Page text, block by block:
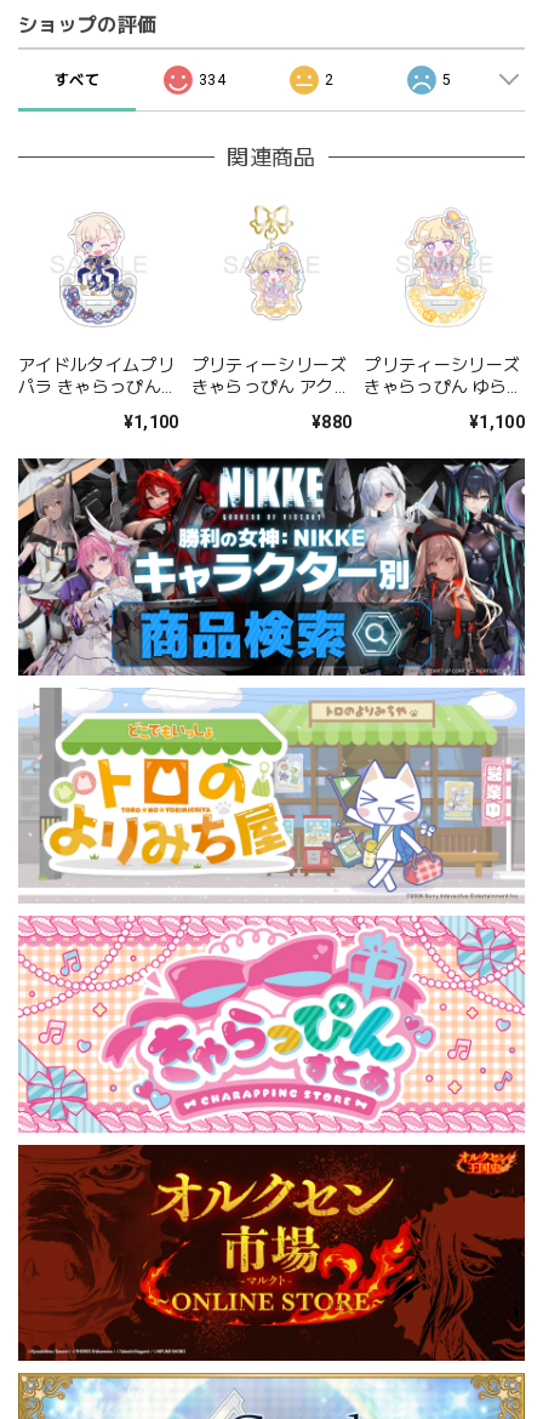
ショップの評価
すべて 334 2 5
関連商品
アイドルタイムプリ
パラ きゃらっぴんゆ
ンド ショウゴ¥1,100
プリティーシリーズ
きゃらっぴん アクリ
¥880
プリティーシリーズ
きゃらっぴん ゆらゆ
¥1,100